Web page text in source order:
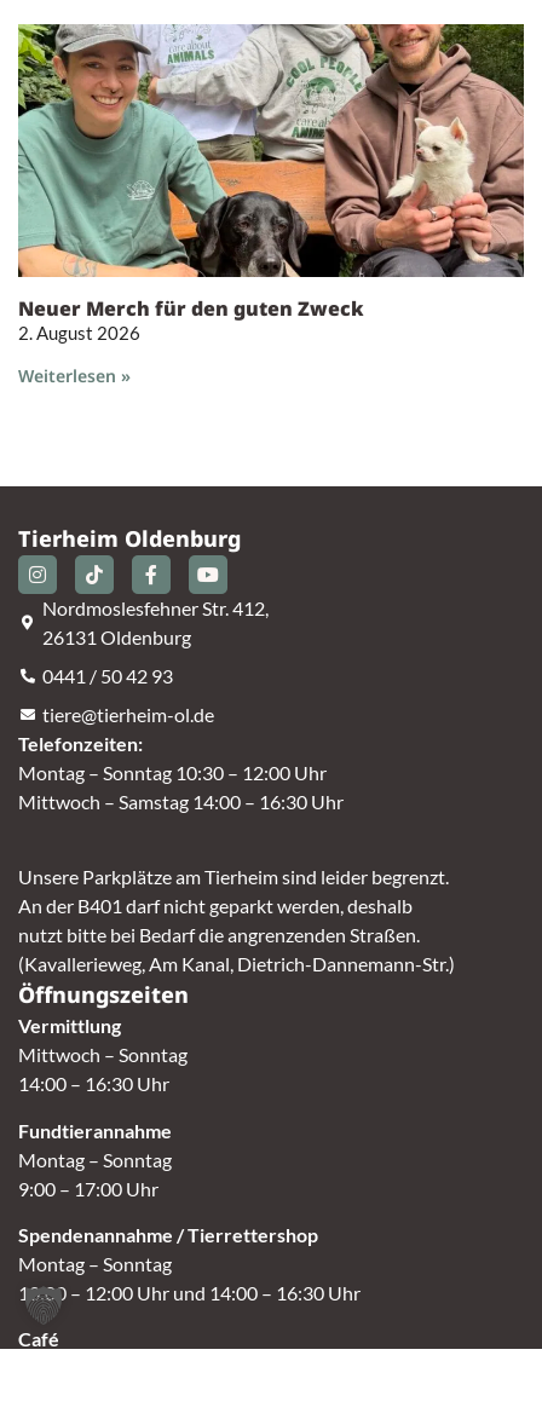
Neuer Merch für den guten Zweck
2. August 2026
Weiterlesen »
Tierheim Oldenburg
Nordmoslesfehner Str. 412,
26131 Oldenburg
0441 / 50 42 93
tiere@tierheim-ol.de
Telefonzeiten:
Montag – Sonntag 10:30 – 12:00 Uhr
Mittwoch – Samstag 14:00 – 16:30 Uhr
Unsere Parkplätze am Tierheim sind leider begrenzt.
An der B401 darf nicht geparkt werden, deshalb
nutzt bitte bei Bedarf die angrenzenden Straßen.
(Kavallerieweg, Am Kanal, Dietrich-Dannemann-Str.)
Öffnungszeiten
Vermittlung
Mittwoch – Sonntag
14:00 – 16:30 Uhr
Fundtierannahme
Montag – Sonntag
9:00 – 17:00 Uhr
Spendenannahme / Tierrettershop
Montag – Sonntag
10:00 – 12:00 Uhr und 14:00 – 16:30 Uhr
Café